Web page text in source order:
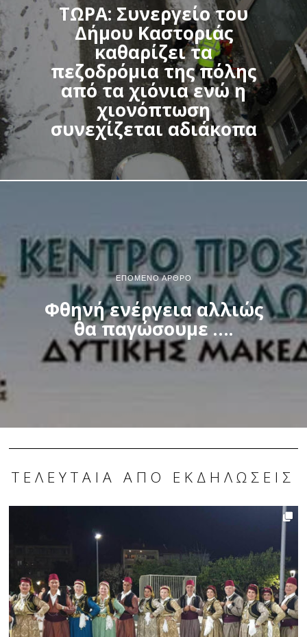
ΤΩΡΑ: Συνεργείο του
Δήμου Καστοριάς
καθαρίζει τα
πεζοδρόμια της πόλης
από τα χιόνια ενώ η
χιονόπτωση
συνεχίζεται αδιάκοπα
ΕΠΌΜΕΝΟ ΆΡΘΡΟ
Φθηνή ενέργεια αλλιώς
θα παγώσουμε ….
ΤΕΛΕΥΤΑΊΑ ΑΠΌ ΕΚΔΗΛΏΣΕΙΣ